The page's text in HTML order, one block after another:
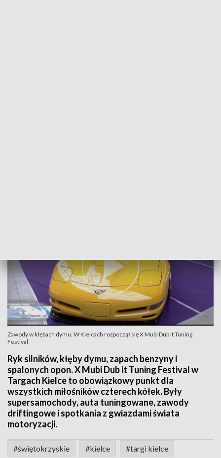
Zawody w kłębach dymu. W Kielcach rozpoczął się X Mubi Dub it Tuning
Festival
Ryk silników, kłęby dymu, zapach benzyny i
spalonych opon. X Mubi Dub it Tuning Festival w
Targach Kielce to obowiązkowy punkt dla
wszystkich miłośników czterech kółek. Były
supersamochody, auta tuningowane, zawody
driftingowe i spotkania z gwiazdami świata
motoryzacji.
#świętokrzyskie #kielce #targi kielce